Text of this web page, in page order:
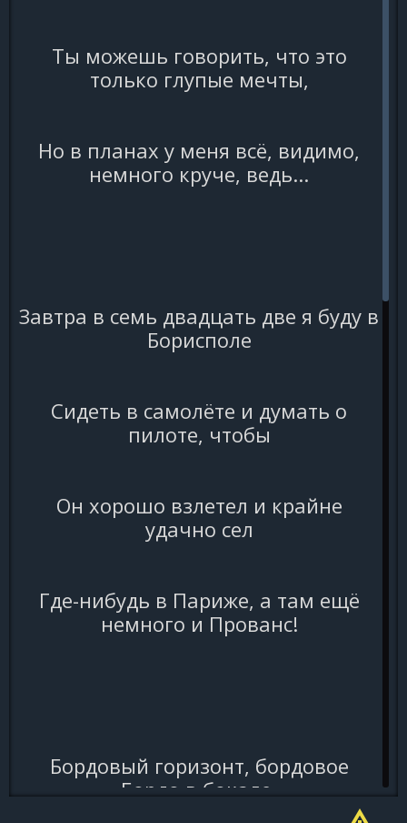
Ты можешь говорить, что это
только глупые мечты,
Но в планах у меня всё, видимо,
немного круче, ведь...
Завтра в семь двадцать две я буду в
Борисполе
Сидеть в самолёте и думать о
пилоте, чтобы
Он хорошо взлетел и крайне
удачно сел
Где-нибудь в Париже, а там ещё
немного и Прованс!
Бордовый горизонт, бордовое
Бордо в бокале,